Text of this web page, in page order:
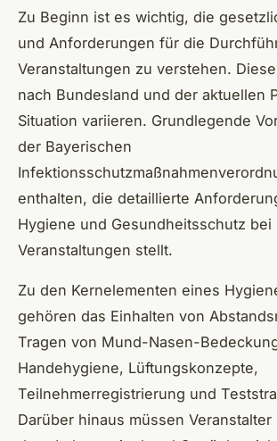
Zu Beginn ist es wichtig, die
und Anforderungen für die
Veranstaltungen zu verstehen.
nach Bundesland und der aktuellen
Situation variieren. Grundlegende
der Bayerischen
enthalten, die detaillierte
Hygiene und Gesundheitsschutz bei
Veranstaltungen stellt.
Zu den Kernelementen eines
gehören das Einhalten von
Tragen von Mund-Nasen-
Handehygiene, Lüftungskonzepte,
Teilnehmerregistrierung und
Darüber hinaus müssen